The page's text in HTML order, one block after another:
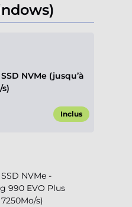
NVMe (jusqu’à
Inclus
NVMe -
990 EVO Plus
s)